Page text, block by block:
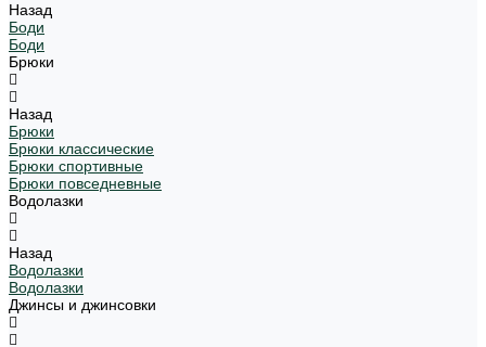
Назад
Боди
Боди
Брюки
Назад
Брюки
Брюки классические
Брюки спортивные
Брюки повседневные
Водолазки
Назад
Водолазки
Водолазки
Джинсы и джинсовки